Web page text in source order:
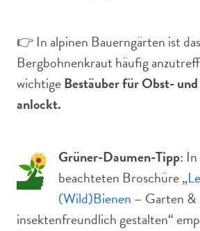
👉 In alpinen Bauerngärten ist das
Bergbohnenkraut häufig
wichtigeBestäuber für Obst-
anlockt.
Grüner-Daumen-Tipp:
beachteten Broschüre „
(Wild)Bienen – Garten &
insektenfreundlich gestalten“